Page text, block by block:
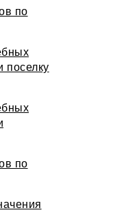
по
поселку
по